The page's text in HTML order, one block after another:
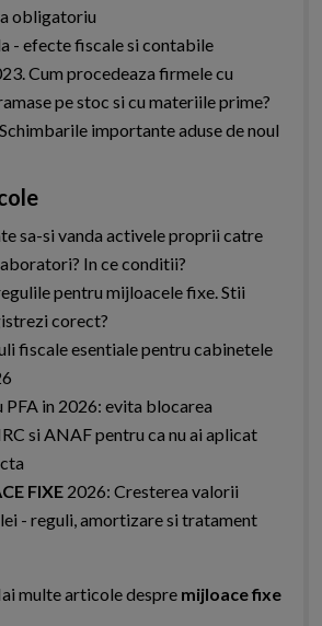
obligatoriu
- efecte fiscale si contabile
Cum procedeaza firmele cu
pe stoc si cu materiile prime?
importante aduse de noul
sa-si vanda activele proprii catre
In ce conditii?
pentru mijloacele fixe. Stii
corect?
fiscale esentiale pentru cabinetele
PFA in 2026: evita blocarea
si ANAF pentru ca nu ai aplicat
FIXE 2026: Cresterea valorii
- reguli, amortizare si tratament
multe articole despre mijloace fixe